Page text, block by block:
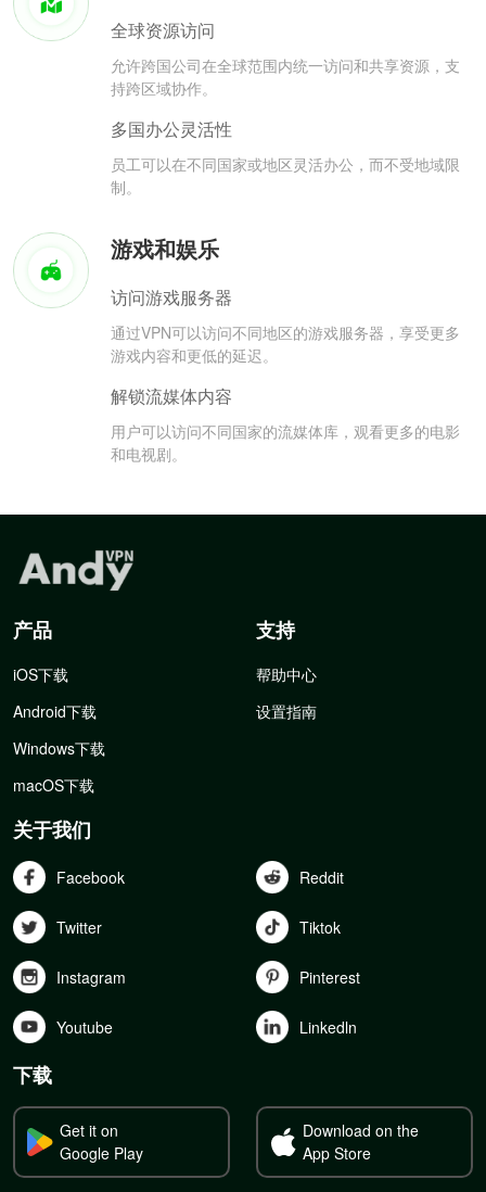
全球资源访问
允许跨国公司在全球范围内统一访问和共享资源，支
持跨区域协作。
多国办公灵活性
员工可以在不同国家或地区灵活办公，而不受地域限
制。
游戏和娱乐
访问游戏服务器
通过VPN可以访问不同地区的游戏服务器，享受更多
游戏内容和更低的延迟。
解锁流媒体内容
用户可以访问不同国家的流媒体库，观看更多的电影
和电视剧。
产品
iOS下载
Android下载
Windows下载
macOS下载
支持
帮助中心
设置指南
关于我们
Facebook Reddit
Twitter Tiktok
Instagram Pinterest
Youtube Linkedln
下载
Get it on
Google Play
Download on the
App Store